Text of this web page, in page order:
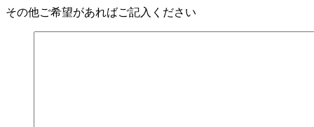
その他ご希望があればご記入ください